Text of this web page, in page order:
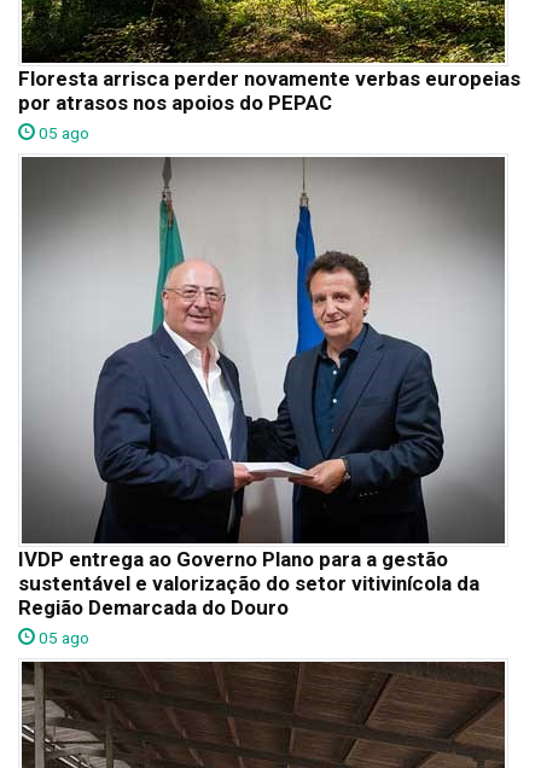
Floresta arrisca perder novamente verbas europeias
por atrasos nos apoios do PEPAC
05 ago
IVDP entrega ao Governo Plano para a gestão
sustentável e valorização do setor vitivinícola da
Região Demarcada do Douro
05 ago